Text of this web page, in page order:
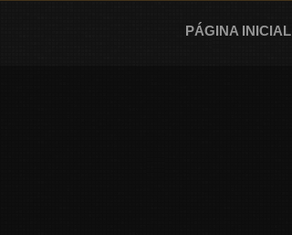
PÁGINA INICIAL